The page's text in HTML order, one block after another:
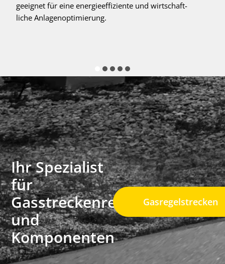
geeignet für eine energieeffiziente und wirtschaft-
liche Anlagenoptimierung.
Ihr Spezialist
für
Gasstreckenregler
und
Komponenten
Gasregelstrecken